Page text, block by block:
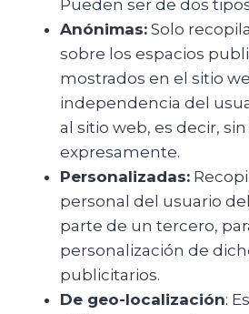
Pueden ser de dos
Anónimas: Solo
sobre los espacios
mostrados en el sitio
independencia del
al sitio web, es decir,
expresamente.
Personalizadas:
personal del usuario
parte de un tercero,
personalización de
publicitarios.
De geo-localización: